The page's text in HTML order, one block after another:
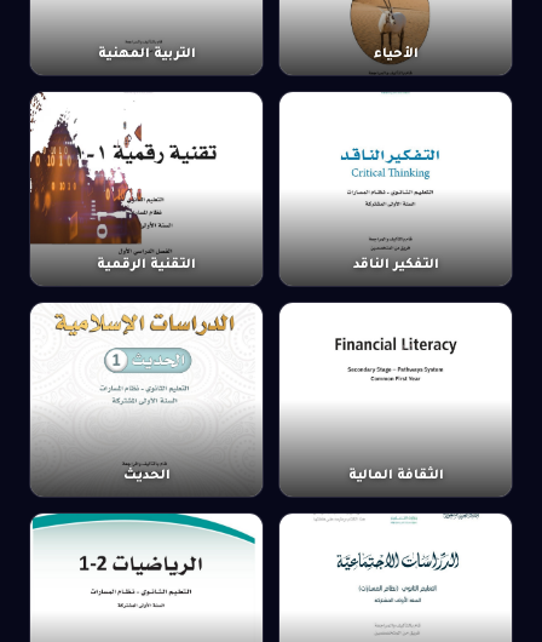
الأحياء التربية المهنية
التفكير الناقد التقنية الرقمية
الثقافة المالية الحديث